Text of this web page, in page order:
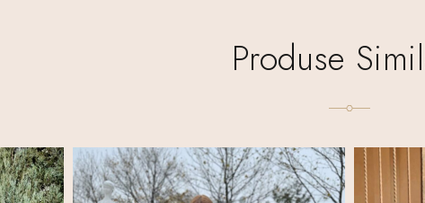
Produse